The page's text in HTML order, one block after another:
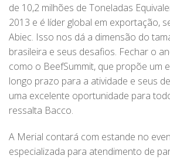
de 10,2 milhões de Toneladas
2013 e é líder global em exportação,
Abiec. Isso nos dá a dimensão do
brasileira e seus desafios. Fechar o
como o BeefSummit, que propõe um
longo prazo para a atividade e seus
uma excelente oportunidade para
ressalta Bacco.
A Merial contará com estande no
especializada para atendimento de